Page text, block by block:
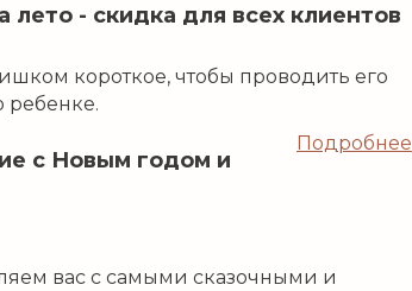
лето - скидка для всех клиентов
короткое, чтобы проводить его
ребенке.
Подробнее
с Новым годом и
вас с самыми сказочными и